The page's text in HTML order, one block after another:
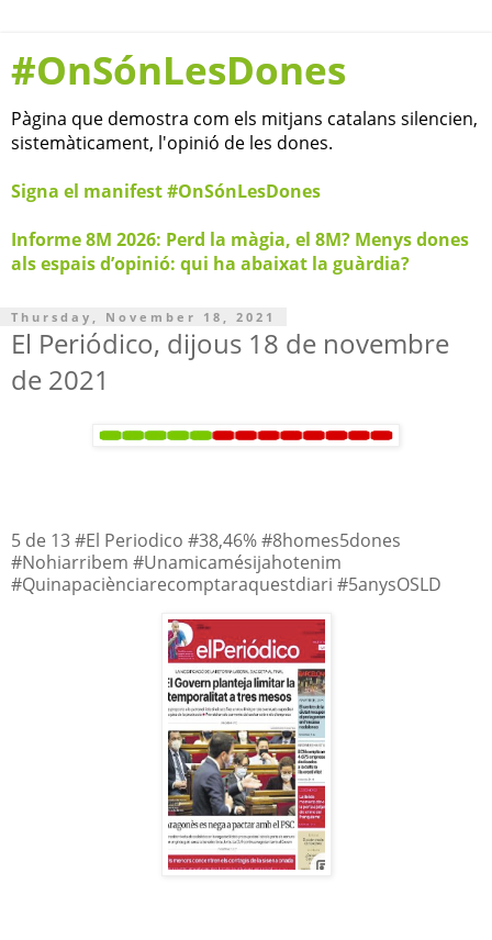
#OnSónLesDones
Pàgina que demostra com els mitjans catalans silencien,
sistemàticament, l'opinió de les dones.
Signa el manifest #OnSónLesDones
Informe 8M 2026: Perd la màgia, el 8M? Menys dones
als espais d’opinió: qui ha abaixat la guàrdia?
Thursday, November 18, 2021
El Periódico, dijous 18 de novembre
de 2021
5 de 13 #El Periodico #38,46% #8homes5dones
#Nohiarribem #Unamicamésijahotenim
#Quinapaciènciarecomptaraquestdiari #5anysOSLD